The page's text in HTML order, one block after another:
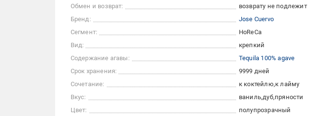
Обмен и возврат:
возврату не подлежит
Бренд:
Jose Cuervo
Сегмент:
HoReCa
Вид:
крепкий
Содержание агавы:
Tequila 100% agave
Срок хранения:
9999 дней
Сочетание:
к коктейлю к лайму
Вкус:
ваниль дуб пряности
Цвет:
полупрозрачный